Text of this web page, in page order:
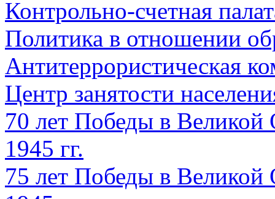
Контрольно-счетная
Политика в отношении
Антитеррористическая
Центр занятости
70 лет Победы в Великой
1945 гг.
75 лет Победы в Великой